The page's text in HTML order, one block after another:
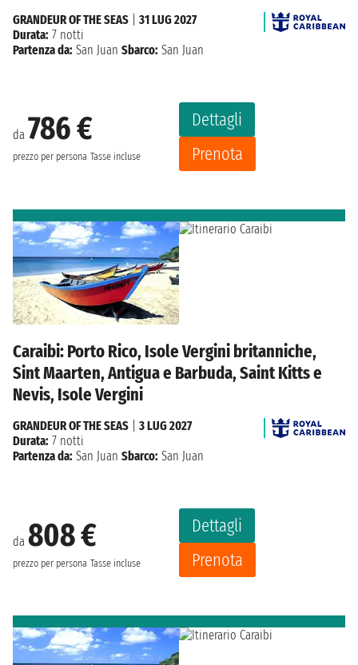
da 786 €
prezzo per persona Tasse incluse
Dettagli
Prenota
GRANDEUR OF THE SEAS
31 LUG 2027
Durata: 7 notti
Partenza da: San Juan Sbarco: San Juan
Caraibi: Porto Rico, Isole Vergini britanniche,
Sint Maarten, Antigua e Barbuda, Saint Kitts e
Nevis, Isole Vergini
da 808 €
prezzo per persona Tasse incluse
Dettagli
Prenota
GRANDEUR OF THE SEAS
3 LUG 2027
Durata: 7 notti
Partenza da: San Juan Sbarco: San Juan